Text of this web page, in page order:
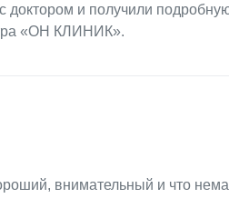
и получили
«ОН КЛИНИК».
внимательный и что